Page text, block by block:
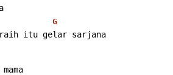
G
itu gelar sarjana